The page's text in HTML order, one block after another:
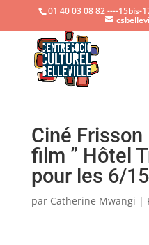
01 40 03 08 82 ----15bis-
Ciné
film ” Hôtel
pour les 6/
par Catherine Mwangi |